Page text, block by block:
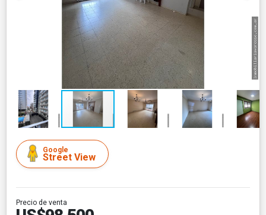
Google
Street View
Precio de venta